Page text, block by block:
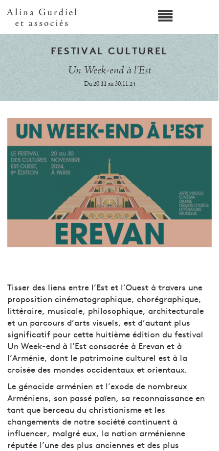
FESTIVAL CULTUREL
Un Week-end à l’Est
Du 20.11 au 30.11.24
Tisser des liens entre l’Est et l’Ouest à travers une
proposition cinématographique, chorégraphique,
littéraire, musicale, philosophique, architecturale
et un parcours d’arts visuels, est d’autant plus
significatif pour cette huitième édition du festival
Un Week-end à l’Est consacrée à Erevan et à
l’Arménie, dont le patrimoine culturel est à la
croisée des mondes occidentaux et orientaux.
Le génocide arménien et l’exode de nombreux
Arméniens, son passé païen, sa reconnaissance en
tant que berceau du christianisme et les
changements de notre société continuent à
influencer, malgré eux, la nation arménienne
réputée l’une des plus anciennes et des plus